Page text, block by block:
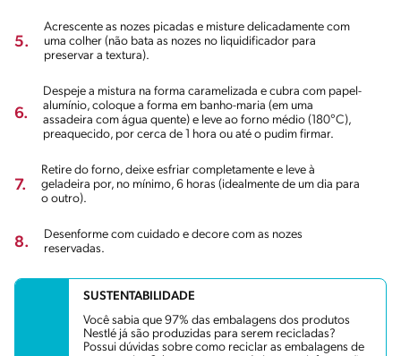
5.
Acrescente as nozes picadas e misture delicadamente com
uma colher (não bata as nozes no liquidificador para
preservar a textura).
6.
Despeje a mistura na forma caramelizada e cubra com papel-
alumínio, coloque a forma em banho-maria (em uma
assadeira com água quente) e leve ao forno médio (180°C),
preaquecido, por cerca de 1 hora ou até o pudim firmar.
7.
Retire do forno, deixe esfriar completamente e leve à
geladeira por, no mínimo, 6 horas (idealmente de um dia para
o outro).
8.
Desenforme com cuidado e decore com as nozes
reservadas.
SUSTENTABILIDADE
Você sabia que 97% das embalagens dos produtos
Nestlé já são produzidas para serem recicladas?
Possui dúvidas sobre como reciclar as embalagens de